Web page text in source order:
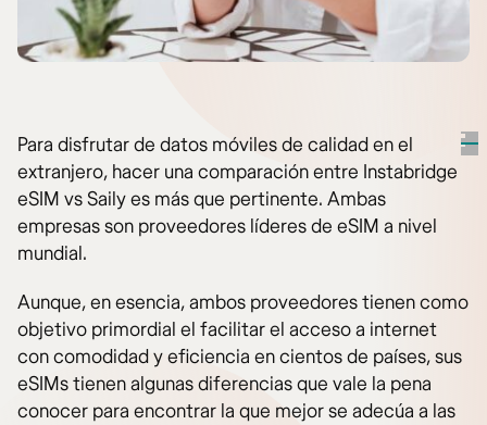
Para disfrutar de datos móviles de calidad en el
extranjero, hacer una comparación entre Instabridge
eSIM vs Saily es más que pertinente. Ambas
empresas son proveedores líderes de eSIM a nivel
mundial.
Aunque, en esencia, ambos proveedores tienen como
objetivo primordial el facilitar el acceso a internet
con comodidad y eficiencia en cientos de países, sus
eSIMs tienen algunas diferencias que vale la pena
conocer para encontrar la que mejor se adecúa a las